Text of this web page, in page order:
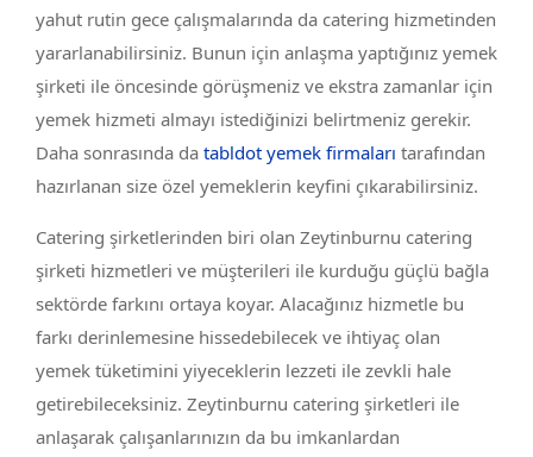
yahut rutin gece çalışmalarında da catering hizmetinden
yararlanabilirsiniz. Bunun için anlaşma yaptığınız yemek
şirketi ile öncesinde görüşmeniz ve ekstra zamanlar için
yemek hizmeti almayı istediğinizi belirtmeniz gerekir.
Daha sonrasında da tabldot yemek firmaları tarafından
hazırlanan size özel yemeklerin keyfini çıkarabilirsiniz.
Catering şirketlerinden biri olan Zeytinburnu catering
şirketi hizmetleri ve müşterileri ile kurduğu güçlü bağla
sektörde farkını ortaya koyar. Alacağınız hizmetle bu
farkı derinlemesine hissedebilecek ve ihtiyaç olan
yemek tüketimini yiyeceklerin lezzeti ile zevkli hale
getirebileceksiniz. Zeytinburnu catering şirketleri ile
anlaşarak çalışanlarınızın da bu imkanlardan